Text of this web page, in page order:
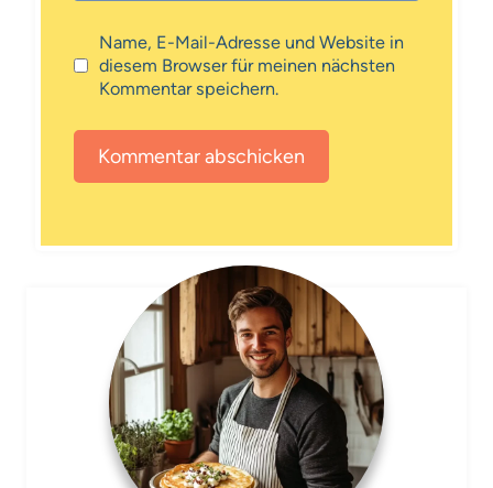
Name, E-Mail-Adresse und Website in
diesem Browser für meinen nächsten
Kommentar speichern.